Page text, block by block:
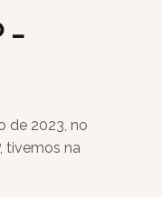
-
de 2023, no
tivemos na